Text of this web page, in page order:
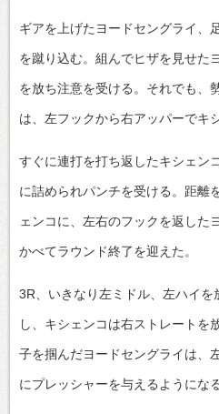
ギアを上げたヨードセングライ、
を蹴り込む。組んでヒザを見せた
を放ち注意を受ける。それでも、
は、左フックから右アッパーでキ
すぐに連打を打ち返したキシェン
に詰められパンチを受ける。距離
ェンコに、左右のフックを返した
かべてラウンド終了を迎えた。
3R、いきなり左ミドル、左ハイ
し、キシェンコは右ストレートを
子を掴んだヨードセングライは、
にプレッシャーを与えるようになる